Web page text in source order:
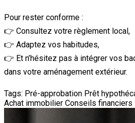
Pour rester conforme :
👉 Consultez votre règlement local,
👉 Adaptez vos habitudes,
👉 Et n’hésitez pas à intégrer vos
dans votre aménagement extérieur.
Tags: Pré-approbation Prêt
Achat immobilier Conseils financiers